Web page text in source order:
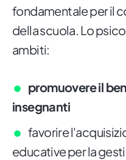
fondamentale per il
della scuola. Lo
ambiti:
promuovere il
insegnanti
favorire
educative per la